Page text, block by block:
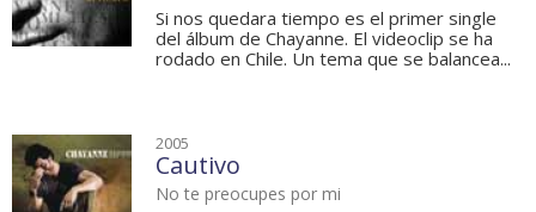
Si nos quedara tiempo es el primer single
del álbum de Chayanne. El videoclip se ha
rodado en Chile. Un tema que se balancea...
2005
Cautivo
No te preocupes por mi